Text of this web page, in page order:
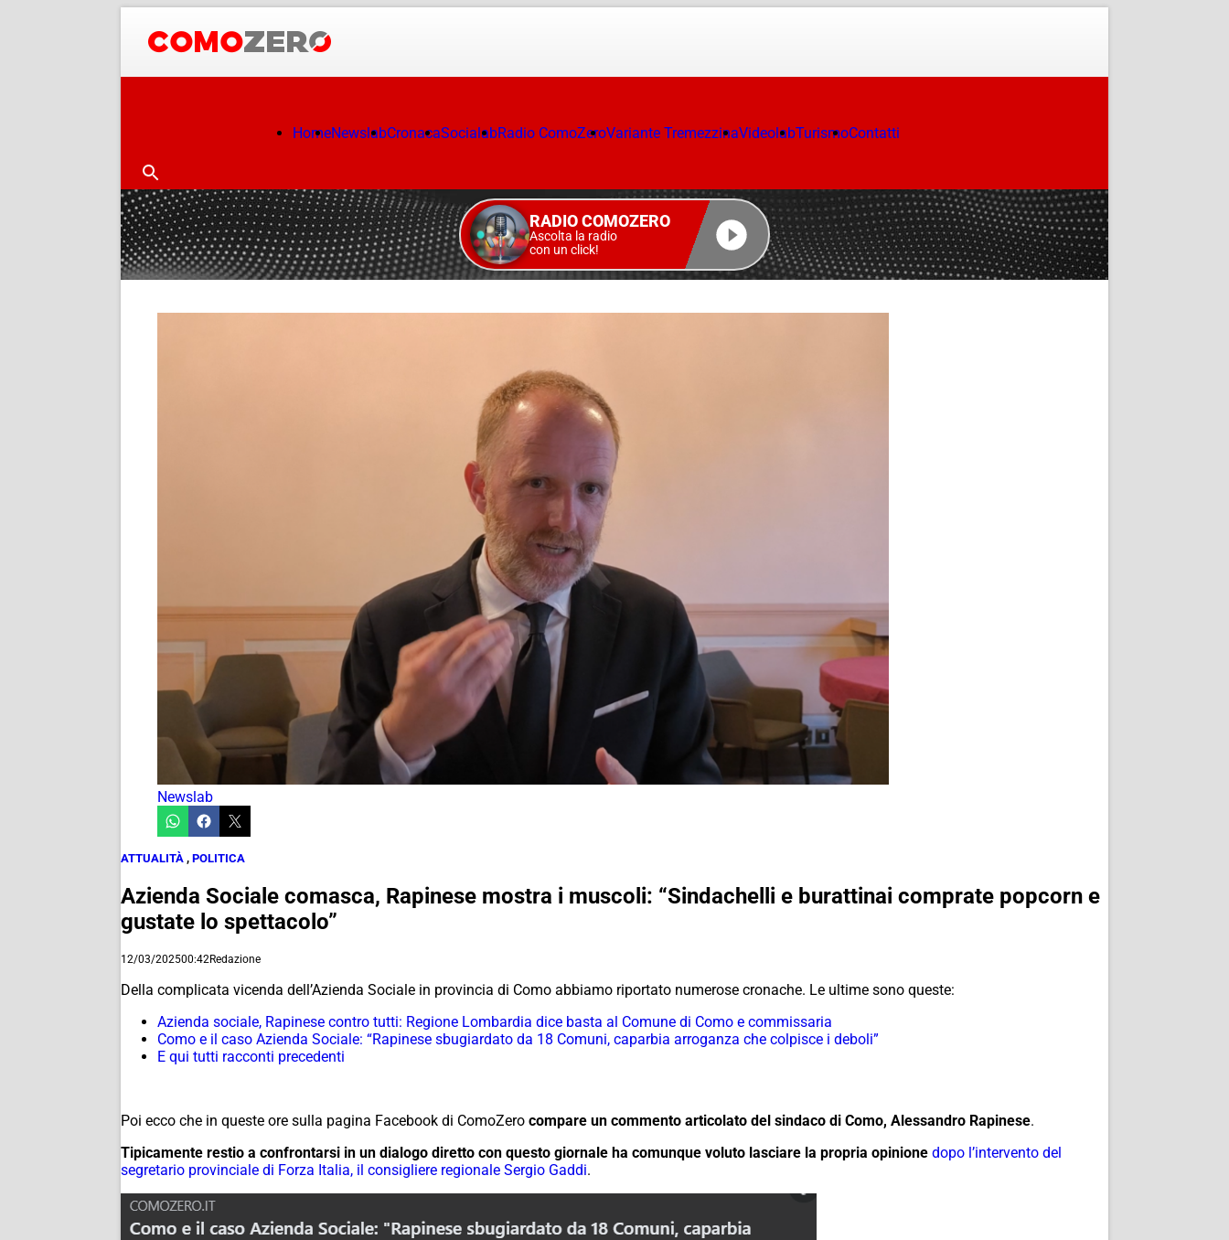
HomeNewslabCronacaSocialabRadio ComoZeroVariante TremezzinaVideolabTurismoContatti
RADIO COMOZERO
Ascolta la radio
con un click!
Newslab
ATTUALITÀ , POLITICA
Azienda Sociale comasca, Rapinese mostra i muscoli: “Sindachelli e burattinai comprate popcorn e
gustate lo spettacolo”
12/03/202500:42Redazione
Della complicata vicenda dell’Azienda Sociale in provincia di Como abbiamo riportato numerose cronache. Le ultime sono queste:
Azienda sociale, Rapinese contro tutti: Regione Lombardia dice basta al Comune di Como e commissaria
Como e il caso Azienda Sociale: “Rapinese sbugiardato da 18 Comuni, caparbia arroganza che colpisce i deboli”
E qui tutti racconti precedenti
Poi ecco che in queste ore sulla pagina Facebook di ComoZero compare un commento articolato del sindaco di Como, Alessandro Rapinese.
Tipicamente restio a confrontarsi in un dialogo diretto con questo giornale ha comunque voluto lasciare la propria opinione dopo l’intervento del
segretario provinciale di Forza Italia, il consigliere regionale Sergio Gaddi.